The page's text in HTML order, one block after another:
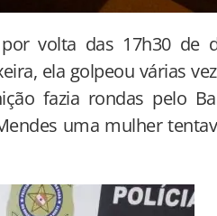
volta das 17h30 de
ela golpeou várias
fazia rondas pelo
uma mulher